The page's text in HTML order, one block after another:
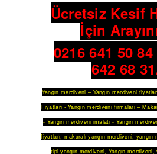
Ücretsiz Keşif
İçin
0216 641 50
642 68
Yangın merdiveni – Yangın merdiveni
Fiyatları -Yangın merdiveni firmaları –
- Yangın merdiveni imalatı- Yangın
fiyatları, makaralı yangın merdiveni, yangın
tipi yangın merdiveni, Yangın merdiveni,